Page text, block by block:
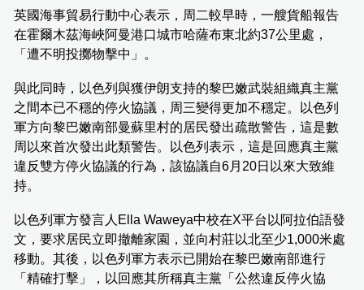
英國海事貿易行動中心表示，周二較早時，一艘貨船報告
在霍爾木茲海峽阿曼港口城市哈薩布東北約37公里處，
「遭不明投擲物擊中」。
與此同時，以色列與獲伊朗支持的黎巴嫩武裝組織真主黨
之間本已不穩的停火協議，周三變得更加不穩定。以色列
軍方向黎巴嫩南部曼蘇里村的居民發出疏散警告，這是數
周以來首次發出此類警告。以色列表示，這是回應真主黨
違反雙方停火協議的行為，該協議自6月20日以來大致維
持。
以色列軍方發言人Ella Waweya中校在X平台以阿拉伯語發
文，要求居民立即撤離家園，並向村莊以北至少1,000米處
移動。其後，以色列軍方表示已開始在黎巴嫩南部進行
「精確打擊」，以回應其所稱真主黨「公然違反停火協